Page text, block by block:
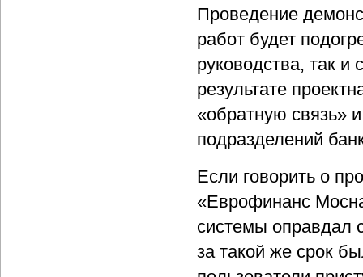
Проведение
работ будет
руководства, так и
результате
«обратную связь»
подразделений
Если говорить о
«Еврофинанс
системы оправдал
за такой же срок